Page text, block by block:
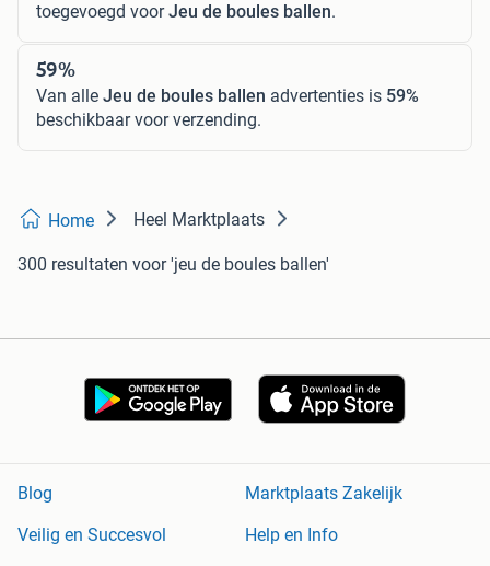
toegevoegd voorJeu de boules ballen.
59%
Van alle Jeu de boules ballen advertenties is 59%
beschikbaar voor verzending.
Home Heel Marktplaats
300 resultaten voor 'jeu de boules ballen'
Blog
Marktplaats Zakelijk
Veilig en Succesvol
Help en Info